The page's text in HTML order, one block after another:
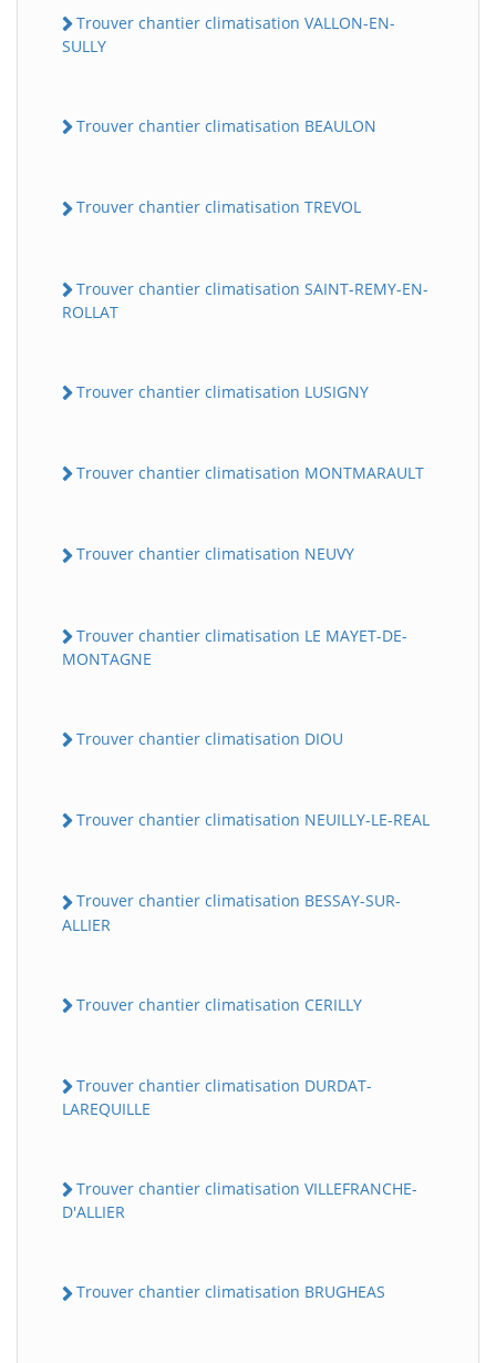
Trouver chantier climatisation VALLON-EN-
SULLY
Trouver chantier climatisation BEAULON
Trouver chantier climatisation TREVOL
Trouver chantier climatisation SAINT-REMY-EN-
ROLLAT
Trouver chantier climatisation LUSIGNY
Trouver chantier climatisation MONTMARAULT
Trouver chantier climatisation NEUVY
Trouver chantier climatisation LE MAYET-DE-
MONTAGNE
Trouver chantier climatisation DIOU
Trouver chantier climatisation NEUILLY-LE-REAL
Trouver chantier climatisation BESSAY-SUR-
ALLIER
Trouver chantier climatisation CERILLY
Trouver chantier climatisation DURDAT-
LAREQUILLE
Trouver chantier climatisation VILLEFRANCHE-
D'ALLIER
Trouver chantier climatisation BRUGHEAS